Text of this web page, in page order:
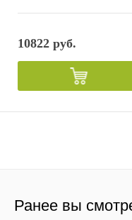
10822 руб.
Ранее вы